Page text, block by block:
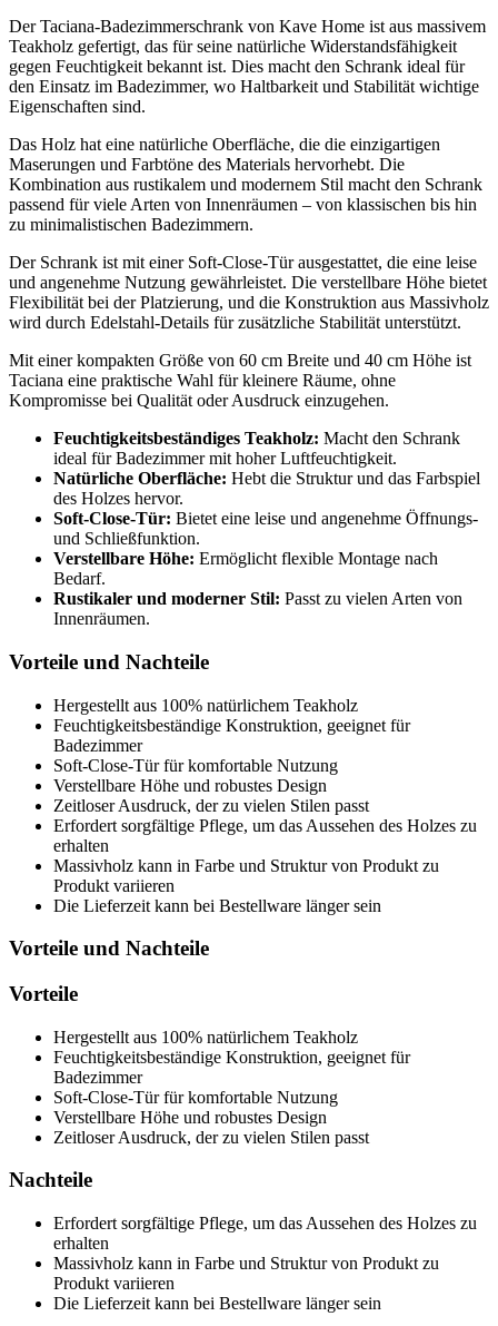
Der Taciana-Badezimmerschrank von Kave Home ist aus massivem
Teakholz gefertigt, das für seine natürliche Widerstandsfähigkeit
gegen Feuchtigkeit bekannt ist. Dies macht den Schrank ideal für
den Einsatz im Badezimmer, wo Haltbarkeit und Stabilität wichtige
Eigenschaften sind.
Das Holz hat eine natürliche Oberfläche, die die einzigartigen
Maserungen und Farbtöne des Materials hervorhebt. Die
Kombination aus rustikalem und modernem Stil macht den Schrank
passend für viele Arten von Innenräumen – von klassischen bis hin
zu minimalistischen Badezimmern.
Der Schrank ist mit einer Soft-Close-Tür ausgestattet, die eine leise
und angenehme Nutzung gewährleistet. Die verstellbare Höhe bietet
Flexibilität bei der Platzierung, und die Konstruktion aus Massivholz
wird durch Edelstahl-Details für zusätzliche Stabilität unterstützt.
Mit einer kompakten Größe von 60 cm Breite und 40 cm Höhe ist
Taciana eine praktische Wahl für kleinere Räume, ohne
Kompromisse bei Qualität oder Ausdruck einzugehen.
Feuchtigkeitsbeständiges Teakholz: Macht den Schrank
ideal für Badezimmer mit hoher Luftfeuchtigkeit.
Natürliche Oberfläche: Hebt die Struktur und das Farbspiel
des Holzes hervor.
Soft-Close-Tür: Bietet eine leise und angenehme Öffnungs-
und Schließfunktion.
Verstellbare Höhe: Ermöglicht flexible Montage nach
Bedarf.
Rustikaler und moderner Stil: Passt zu vielen Arten von
Innenräumen.
Vorteile und Nachteile
Hergestellt aus 100% natürlichem Teakholz
Feuchtigkeitsbeständige Konstruktion, geeignet für
Badezimmer
Soft-Close-Tür für komfortable Nutzung
Verstellbare Höhe und robustes Design
Zeitloser Ausdruck, der zu vielen Stilen passt
Erfordert sorgfältige Pflege, um das Aussehen des Holzes zu
erhalten
Massivholz kann in Farbe und Struktur von Produkt zu
Produkt variieren
Die Lieferzeit kann bei Bestellware länger sein
Vorteile und Nachteile
Vorteile
Hergestellt aus 100% natürlichem Teakholz
Feuchtigkeitsbeständige Konstruktion, geeignet für
Badezimmer
Soft-Close-Tür für komfortable Nutzung
Verstellbare Höhe und robustes Design
Zeitloser Ausdruck, der zu vielen Stilen passt
Nachteile
Erfordert sorgfältige Pflege, um das Aussehen des Holzes zu
erhalten
Massivholz kann in Farbe und Struktur von Produkt zu
Produkt variieren
Die Lieferzeit kann bei Bestellware länger sein